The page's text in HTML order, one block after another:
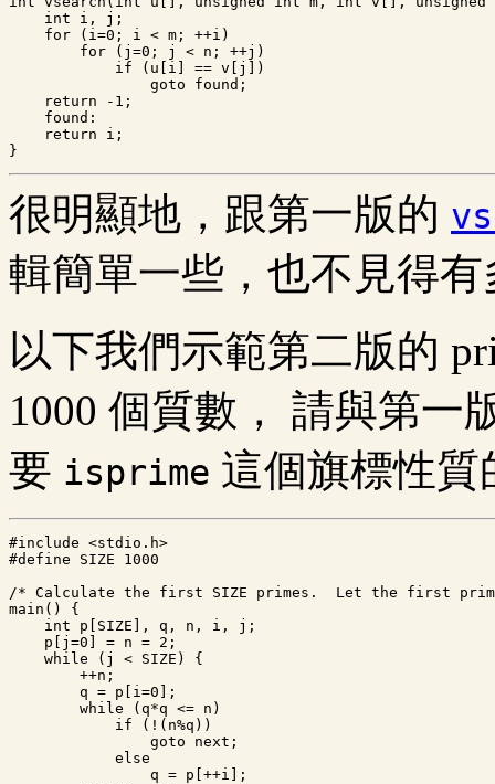
int i, j;
    for (i=0; i < m; ++i)
        for (j=0; j < n; ++j)
            if (u[i] == v[j])
                goto found;
    return -1;
    found:
    return i;
很明顯地，跟第一版的
輯簡單一些，也不見得
以下我們示範第二版的
1000 個質數， 請與第一
要 isprime 這個旗標性質
#include <stdio.h>
#define SIZE 1000
/* Calculate the first SIZE primes.  Let the first
main() {
    int p[SIZE], q, n, i, j;
    p[j=0] = n = 2;
    while (j < SIZE) {
        ++n;
        q = p[i=0];
        while (q*q <= n)
            if (!(n%q))
                goto next;
            else
                q = p[++i];